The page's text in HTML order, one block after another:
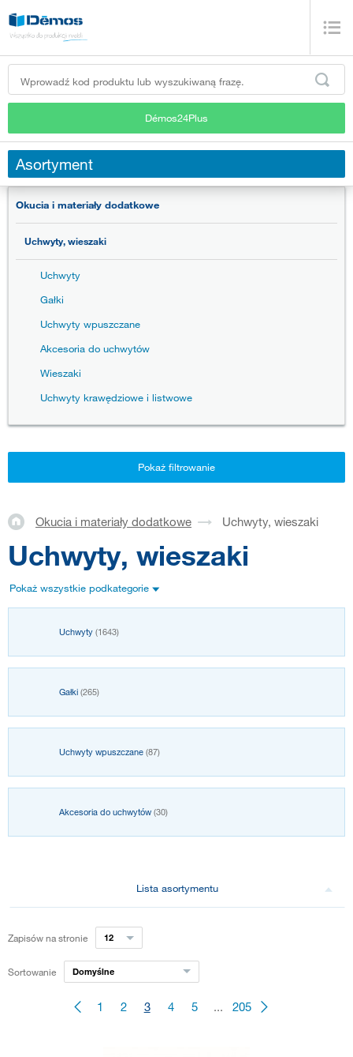
Démos24Plus
Asortyment
Okucia i materiały dodatkowe
Uchwyty, wieszaki
Uchwyty
Gałki
Uchwyty wpuszczane
Akcesoria do uchwytów
Wieszaki
Uchwyty krawędziowe i listwowe
Pokaż filtrowanie
Okucia i materiały dodatkowe Uchwyty, wieszaki
Uchwyty, wieszaki
Pokaż wszystkie podkategorie
Uchwyty (1643)
Gałki (265)
Uchwyty wpuszczane (87)
Akcesoria do uchwytów (30)
Lista asortymentu
Zapisów na stronie 12
Sortowanie Domyślne
1 2 3 4 5 ... 205